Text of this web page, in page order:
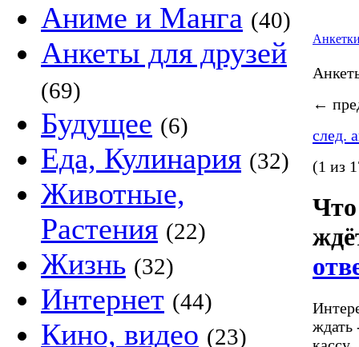
Аниме и Манга (40)
Анкеты для друзей
(69)
Будущее (6)
Еда, Кулинария (32)
Животные,
Растения (22)
Жизнь (32)
Интернет (44)
Кино, видео (23)
←
след.
(1 из
Что
ждать